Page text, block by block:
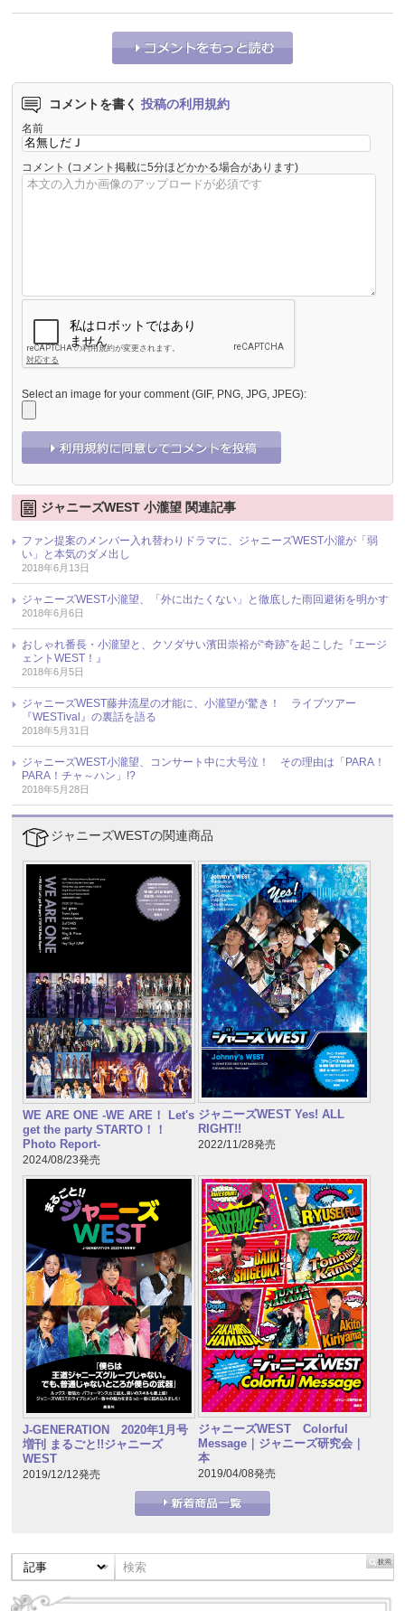
コメントを書く 投稿の利用規約
名前
コメント (コメント掲載に5分ほどかかる場合があります)
Select an image for your comment (GIF, PNG, JPG, JPEG):
ジャニーズWEST 小瀧望 関連記事
ファン提案のメンバー入れ替わりドラマに、ジャニーズWEST小瀧が「弱
い」と本気のダメ出し
2018年6月13日
ジャニーズWEST小瀧望、「外に出たくない」と徹底した雨回避術を明かす
2018年6月6日
おしゃれ番長・小瀧望と、クソダサい濱田崇裕が“奇跡”を起こした『エージ
ェントWEST！』
2018年6月5日
ジャニーズWEST藤井流星の才能に、小瀧望が驚き！ ライブツアー
『WESTival』の裏話を語る
2018年5月31日
ジャニーズWEST小瀧望、コンサート中に大号泣！ その理由は「PARA！
PARA！チャ～ハン」!?
2018年5月28日
ジャニーズWESTの関連商品
WE ARE ONE -WE ARE！ Let's
get the party STARTO！！
Photo Report-
2024/08/23発売
ジャニーズWEST Yes! ALL
RIGHT!!
2022/11/28発売
J-GENERATION 2020年1月号
増刊 まるごと!!ジャニーズ
WEST
2019/12/12発売
ジャニーズWEST Colorful
Message｜ジャニーズ研究会｜
本
2019/04/08発売